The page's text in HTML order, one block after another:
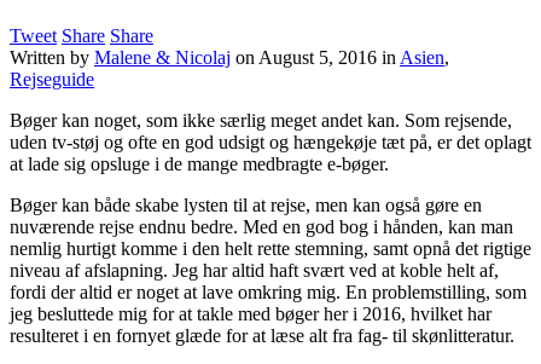
Tweet Share Share
Written by Malene & Nicolaj on August 5, 2016 in Asien,
Rejseguide
Bøger kan noget, som ikke særlig meget andet kan. Som rejsende,
uden tv-støj og ofte en god udsigt og hængekøje tæt på, er det oplagt
at lade sig opsluge i de mange medbragte e-bøger.
Bøger kan både skabe lysten til at rejse, men kan også gøre en
nuværende rejse endnu bedre. Med en god bog i hånden, kan man
nemlig hurtigt komme i den helt rette stemning, samt opnå det rigtige
niveau af afslapning. Jeg har altid haft svært ved at koble helt af,
fordi der altid er noget at lave omkring mig. En problemstilling, som
jeg besluttede mig for at takle med bøger her i 2016, hvilket har
resulteret i en fornyet glæde for at læse alt fra fag- til skønlitteratur.